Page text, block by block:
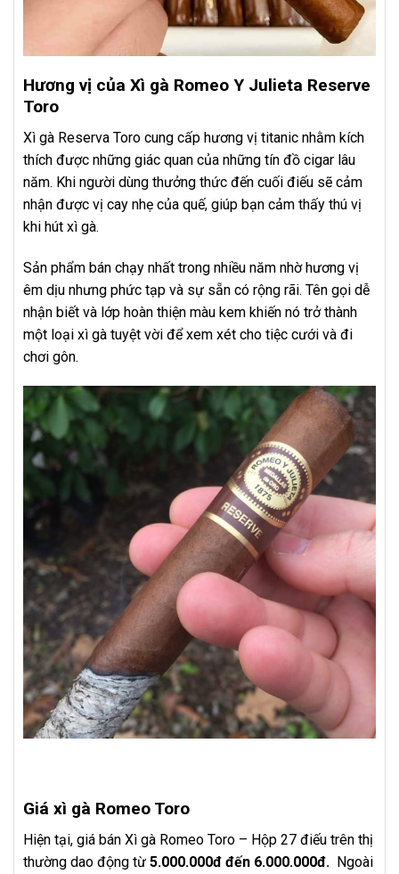
Hương vị của Xì gà Romeo Y Julieta Reserve
Toro
Xì gà Reserva Toro cung cấp hương vị titanic nhằm kích
thích được những giác quan của những tín đồ cigar lâu
năm. Khi người dùng thưởng thức đến cuối điếu sẽ cảm
nhận được vị cay nhẹ của quế, giúp bạn cảm thấy thú vị
khi hút xì gà.
Sản phẩm bán chạy nhất trong nhiều năm nhờ hương vị
êm dịu nhưng phức tạp và sự sẵn có rộng rãi. Tên gọi dễ
nhận biết và lớp hoàn thiện màu kem khiến nó trở thành
một loại xì gà tuyệt vời để xem xét cho tiệc cưới và đi
chơi gôn.
Giá xì gà Romeo Toro
Hiện tại, giá bán Xì gà Romeo Toro – Hộp 27 điếu trên thị
thường dao động từ 5.000.000đ đến 6.000.000đ. Ngoài